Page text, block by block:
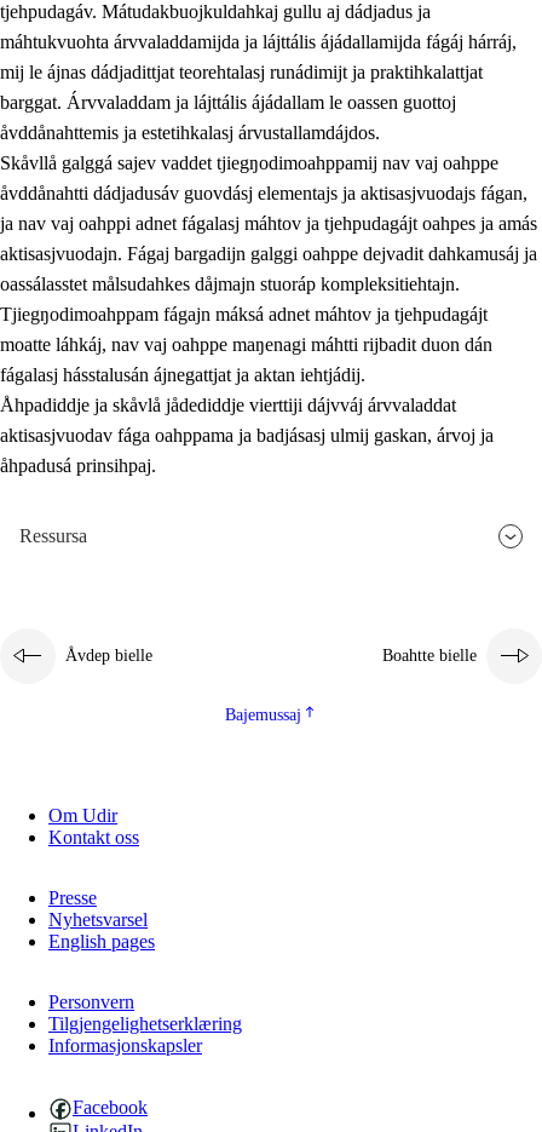
tjehpudagáv. Mátudakbuojkuldahkaj gullu aj dádjadus ja
máhtukvuohta árvvaladdamijda ja lájttális ájádallamijda fágáj hárráj,
mij le ájnas dádjadittjat teorehtalasj runádimijt ja praktihkalattjat
barggat. Árvvaladdam ja lájttális ájádallam le oassen guottoj
åvddånahttemis ja estetihkalasj árvustallamdájdos.
Skåvllå galggá sajev vaddet tjiegŋodimoahppamij nav vaj oahppe
åvddånahtti dádjadusáv guovdásj elementajs ja aktisasjvuodajs fágan,
ja nav vaj oahppi adnet fágalasj máhtov ja tjehpudagájt oahpes ja amás
aktisasjvuodajn. Fágaj bargadijn galggi oahppe dejvadit dahkamusáj ja
oassálasstet målsudahkes dåjmajn stuoráp kompleksitiehtajn.
Tjiegŋodimoahppam fágajn máksá adnet máhtov ja tjehpudagájt
moatte láhkáj, nav vaj oahppe maŋenagi máhtti rijbadit duon dán
fágalasj hásstalusán ájnegattjat ja aktan iehtjádij.
Åhpadiddje ja skåvlå jådediddje vierttiji dájvváj árvvaladdat
aktisasjvuodav fága oahppama ja badjásasj ulmij gaskan, árvoj ja
åhpadusá prinsihpaj.
Ressursa
Åvdep bielle Boahtte bielle
Bajemussaj
Om Udir
Kontakt oss
Presse
Nyhetsvarsel
English pages
Personvern
Tilgjengelighetserklæring
Informasjonskapsler
Facebook